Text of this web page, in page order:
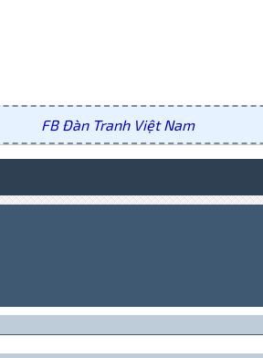
FB Đàn Tranh Việt Nam